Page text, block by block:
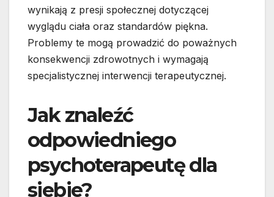
wynikają z presji społecznej dotyczącej
wyglądu ciała oraz standardów piękna.
Problemy te mogą prowadzić do poważnych
konsekwencji zdrowotnych i wymagają
specjalistycznej interwencji terapeutycznej.
Jak znaleźć
odpowiedniego
psychoterapeutę dla
siebie?